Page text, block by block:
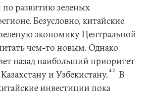
по развитию зеленых
Безусловно, китайские
экономику Центральной
чем-то новым. Однако
назад наибольший приоритет
и Узбекистану.42
В
инвестиции пока